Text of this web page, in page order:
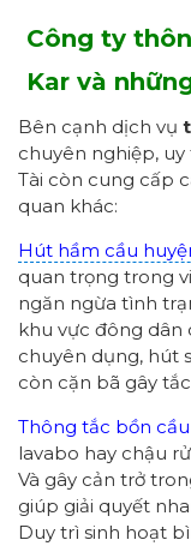
Công ty
Kar và
Bên cạnh dịch vụ
chuyên nghiệp,
Tài còn cung cấp
quan khác:
Hút hầm cầu
quan trọng trong
ngăn ngừa tình
khu vực đông dân
chuyên dụng, hút
còn cặn bã gây
Thông tắc bồn
lavabo hay chậu
Và gây cản trở
giúp giải quyết
Duy trì sinh hoạt